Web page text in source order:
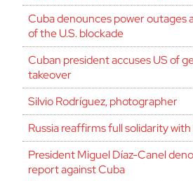
Cuba denounces power outages
of the U.S. blockade
Cuban president accuses US of
takeover
Silvio Rodríguez, photographer
Russia reaffirms full solidarity
President Miguel Díaz-Canel
report against Cuba